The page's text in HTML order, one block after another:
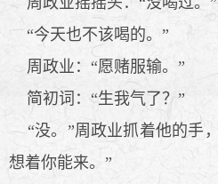
“今天也不该喝的。”
周政业：“愿赌服输。”
简初词：“生我气了？”
“没。”周政业抓着他的手
想着你能来。”